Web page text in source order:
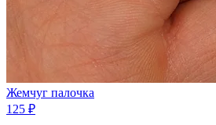
Жемчуг палочка
125 ₽